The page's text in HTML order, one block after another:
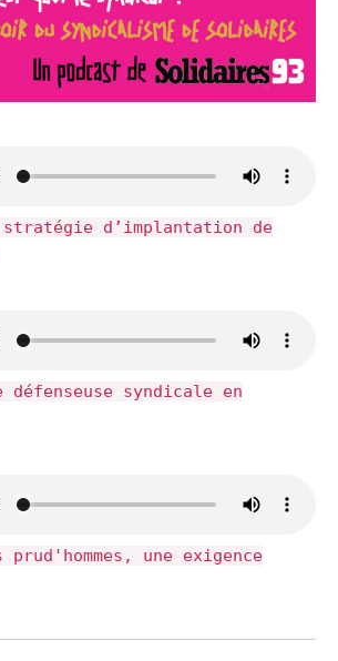
stratégie d’implantation de
défenseuse syndicale en
une exigence